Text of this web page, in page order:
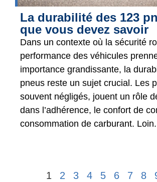
La durabilité des 123
que vous devez savoir
Dans un contexte où la sécurité
performance des véhicules
importance grandissante, la
pneus reste un sujet crucial. Les
souvent négligés, jouent un rôle
dans l’adhérence, le confort de
consommation de carburant.
1 2 3 4 5 6 7 8